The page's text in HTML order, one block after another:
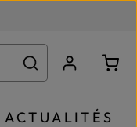
ACTUALITÉS